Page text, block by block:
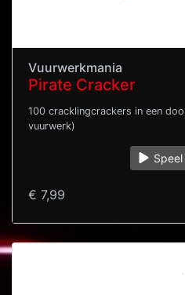
Vuurwerkmania
Pirate Cracker
100 cracklingcrackers in een
vuurwerk)
€ 7,99